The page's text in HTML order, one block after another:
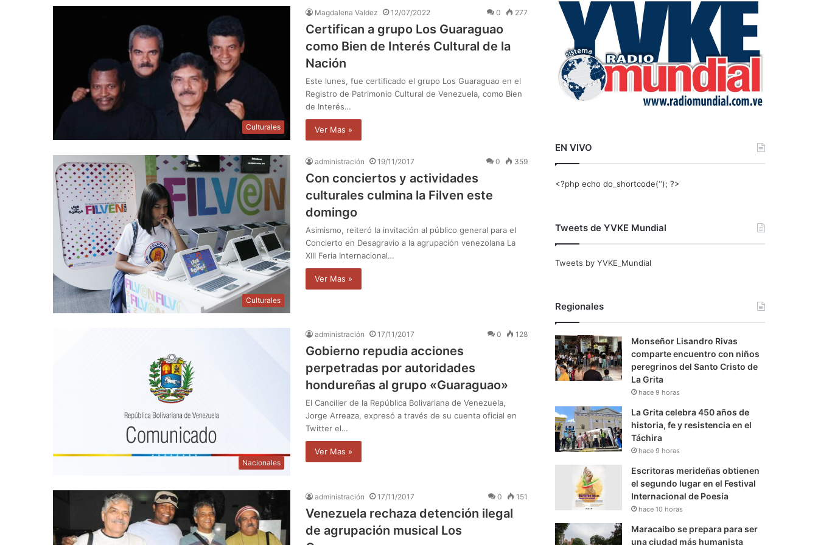
Culturales
Magdalena Valdez 12/07/2022 0 277
Certifican a grupo Los Guaraguao
como Bien de Interés Cultural de la
Nación
Este lunes, fue certificado el grupo Los Guaraguao en el
Registro de Patrimonio Cultural de Venezuela, como Bien
de Interés…
Ver Mas »
Culturales
administración 19/11/2017 0 359
Con conciertos y actividades
culturales culmina la Filven este
domingo
Asimismo, reiteró la invitación al público general para el
Concierto en Desagravio a la agrupación venezolana La
XIII Feria Internacional…
Ver Mas »
Nacionales
administración 17/11/2017 0 128
Gobierno repudia acciones
perpetradas por autoridades
hondureñas al grupo «Guaraguao»
El Canciller de la República Bolivariana de Venezuela,
Jorge Arreaza, expresó a través de su cuenta oficial en
Twitter el…
Ver Mas »
administración 17/11/2017 0 151
Venezuela rechaza detención ilegal
de agrupación musical Los
r
EN VIVO
<?php echo do_shortcode(‘‘); ?>
Tweets de YVKE Mundial
Tweets by YVKE_Mundial
Regionales
Monseñor Lisandro Rivas
comparte encuentro con niños
peregrinos del Santo Cristo de
La Grita
hace 9 horas
La Grita celebra 450 años de
historia, fe y resistencia en el
Táchira
hace 9 horas
Escritoras merideñas obtienen
el segundo lugar en el Festival
Internacional de Poesía
hace 10 horas
Maracaibo se prepara para ser
una ciudad más humanista